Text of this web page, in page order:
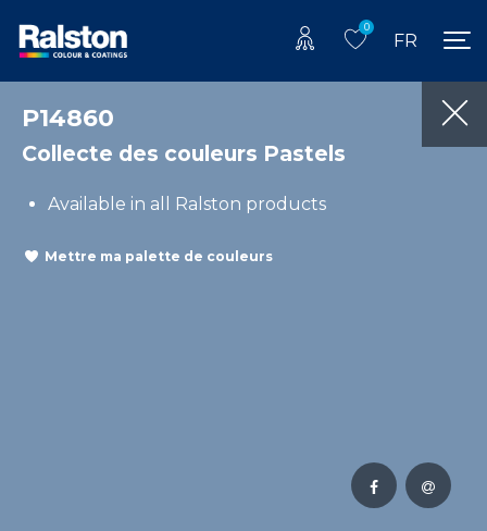
0
FR
P14860
Collecte des couleurs Pastels
Available in all Ralston products
Mettre ma palette de couleurs